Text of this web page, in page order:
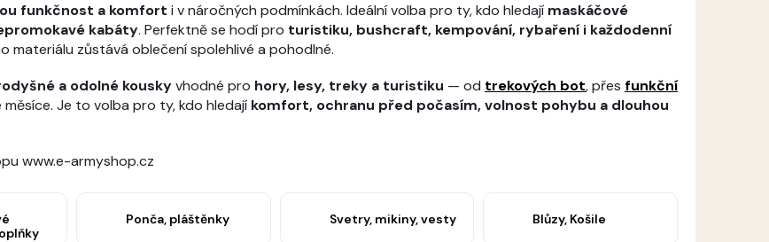
funkčnost a komfort i v náročných podmínkách. Ideální volba pro ty, kdo hledají maskáčové
kabáty. Perfektně se hodí pro turistiku, bushcraft, kempování, rybaření i každodenní
materiálu zůstává oblečení spolehlivé a pohodlné.
a odolné kouskyvhodné pro hory, lesy, treky a turistiku — od trekových bot, přes funkční
Je to volba pro ty, kdo hledají komfort, ochranu před počasím, volnost pohybu a dlouhou
www.e-armyshop.cz
Ponča, pláštěnky Svetry, mikiny, vesty Blůzy, Košile